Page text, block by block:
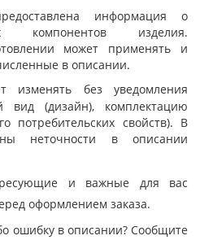
информация о
компонентов изделия.
может применять и
в описании.
изменять без уведомления
вид (дизайн), комплектацию
потребительских свойств). В
неточности в описании
и важные для вас
оформлением заказа.
ошибку в описании? Сообщите